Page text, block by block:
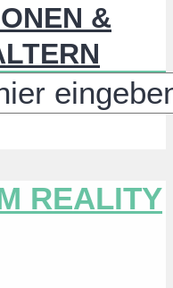
&